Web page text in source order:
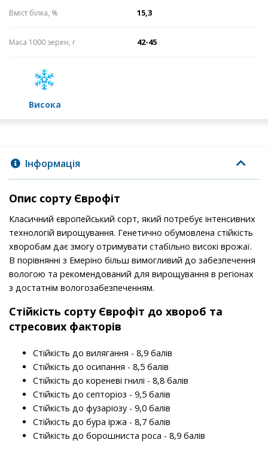
Вміст білка, % 15,3
Маса 1000 зерен, г 42-45
високa
Інформація
Опис сорту Єврофіт
Класичний європейський сорт, який потребує інтенсивних
технологій вирощування. Генетично обумовлена стійкість
хворобам дає змогу отримувати стабільно високі врожаї.
В порівнянні з Емеріно більш вимогливий до забезпечення
вологою та рекомендований для вирощування в регіонах
з достатнім вологозабезпеченням.
Стійкість сортуЄврофіт до хвороб та
стресових факторів
Стійкість до вилягання - 8,9 балів
Стійкість до осипання - 8,5 балів
Стійкість до кореневі гнилі - 8,8 балів
Стійкість до септоріоз - 9,5 балів
Стійкість до фузаріозу - 9,0 балів
Стійкість до бура іржа - 8,7 балів
Стійкість до борошниста роса - 8,9 балів